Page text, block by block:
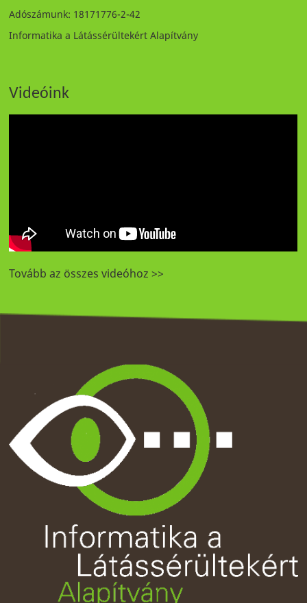
Adószámunk: 18171776-2-42
Informatika a Látássérültekért Alapítvány
Videóink
Tovább az összes videóhoz >>